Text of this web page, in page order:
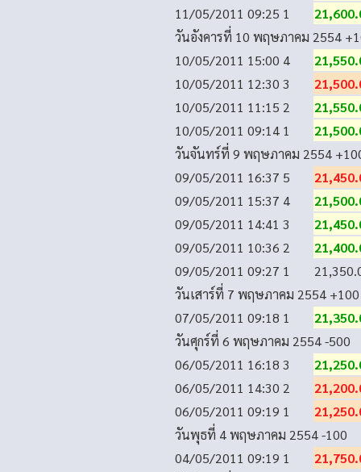
11/05/2011 09:25 1
วันอังคารที่ 10 พฤษภาคม 2554
10/05/2011 15:00 4
10/05/2011 12:30 3
10/05/2011 11:15 2
10/05/2011 09:14 1
วันจันทร์ที่ 9 พฤษภาคม 2554
09/05/2011 16:37 5
09/05/2011 15:37 4
09/05/2011 14:41 3
09/05/2011 10:36 2
09/05/2011 09:27 1
วันเสาร์ที่ 7 พฤษภาคม 2554 +100
07/05/2011 09:18 1
วันศุกร์ที่ 6 พฤษภาคม 2554-500
06/05/2011 16:18 3
06/05/2011 14:30 2
06/05/2011 09:19 1
วันพุธที่ 4 พฤษภาคม 2554-100
04/05/2011 09:19 1